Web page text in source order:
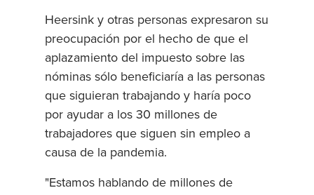
Heersink y otras personas expresaron su
preocupación por el hecho de que el
aplazamiento del impuesto sobre las
nóminas sólo beneficiaría a las personas
que siguieran trabajando y haría poco
por ayudar a los 30 millones de
trabajadores que siguen sin empleo a
causa de la pandemia.
"Estamos hablando de millones de